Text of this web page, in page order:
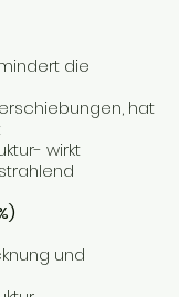
die
hat
wirkt
und